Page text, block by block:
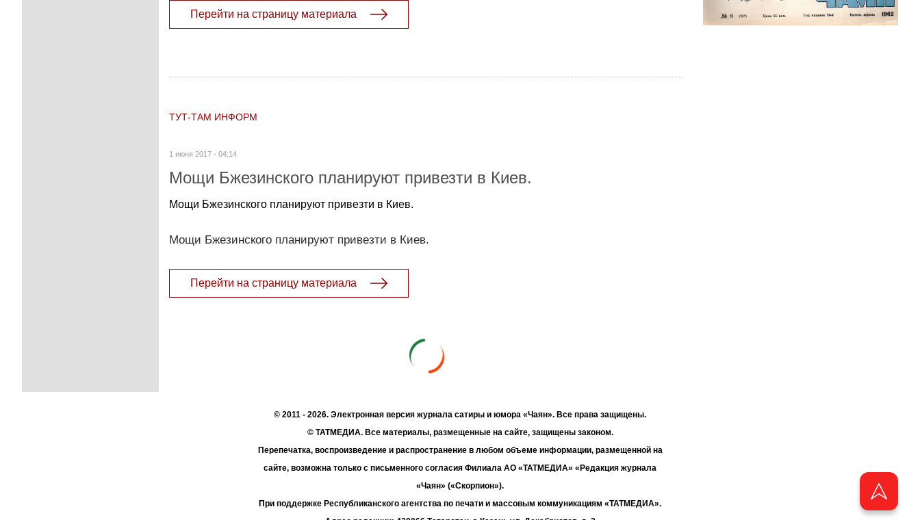
Перейти на страницу материала
ТУТ-ТАМ ИНФОРМ
1 июня 2017 - 04:14
Мощи Бжезинского планируют привезти в Киев.
Мощи Бжезинского планируют привезти в Киев.
Мощи Бжезинского планируют привезти в Киев.
Перейти на страницу материала
© 2011 - 2026. Электронная версия журнала сатиры и юмора «Чаян». Все права защищены.
© ТАТМЕДИА. Все материалы, размещенные на сайте, защищены законом.
Перепечатка, воспроизведение и распространение в любом объеме информации, размещенной на
сайте, возможна только с письменного согласия Филиала АО «ТАТМЕДИА» «Редакция журнала
«Чаян» («Скорпион»).
При поддержке Республиканского агентства по печати и массовым коммуникациям «ТАТМЕДИА».